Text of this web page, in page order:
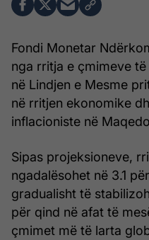
Fondi Monetar
nga rritja e çmimeve
në Lindjen e Mesme
në rritjen ekonomike
inflacioniste në
Sipas projeksioneve,
ngadalësohet në 3.1
gradualisht të
për qind në afat të
çmimet më të larta